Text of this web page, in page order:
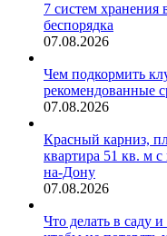
7 систем хранения
беспорядка
07.08.2026
Чем подкормить
рекомендованные
07.08.2026
Красный карниз,
квартира 51 кв. м
на-Дону
07.08.2026
Что делать в саду